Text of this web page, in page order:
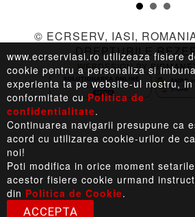
© ECRSERV, IASI,
DREPTURILE
WEBDESIGN BY
www.ecrserviasi.ro utilizeaza fisiere
cookie pentru a personaliza si
experienta ta pe website-ul nostru, in
conformitate cu Politica de
confidentialitate.
Continuarea navigarii presupune ca
acord cu utilizarea cookie-urilor de
noi!
Poti modifica in orice moment setarile
acestor fisiere cookie urmand
din Politica de Cookie.
ACCEPTA